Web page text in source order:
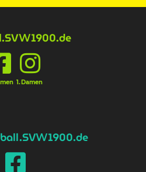
.SVW1900.de
1.Damen
.SVW1900.de